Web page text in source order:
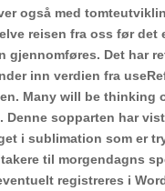
også med
reisen fra oss før
gjennomføres. Det har
inn verdien fra
Many will be thinking
sopparten har
i sublimation som er
til morgendagns
registreres i